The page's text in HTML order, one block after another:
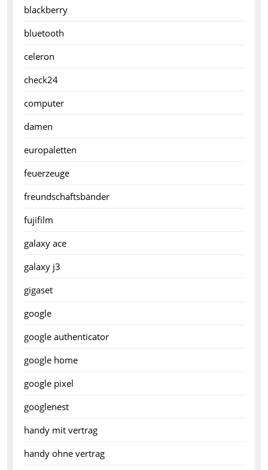
blackberry
bluetooth
celeron
check24
computer
damen
europaletten
feuerzeuge
freundschaftsbänder
fujifilm
galaxy ace
galaxy j3
gigaset
google
google authenticator
google home
google pixel
googlenest
handy mit vertrag
handy ohne vertrag